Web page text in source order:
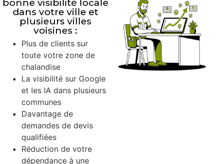
bonne visibilité locale
dans votre ville et
plusieurs villes
voisines :
Plus de clients sur
toute votre zone de
chalandise
La visibilité sur Google
et les IA dans plusieurs
communes
Davantage de
demandes de devis
qualifiées
Réduction de votre
dépendance à une